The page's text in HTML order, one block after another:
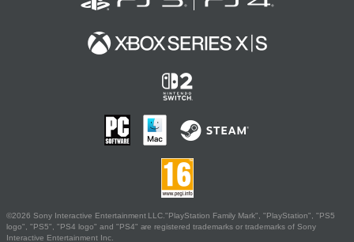
©2026 Sony Interactive Entertainment LLC."PlayStation Family Mark", "PlayStation", "PS5
logo", "PS5", "PS4 logo" and "PS4" are registered trademarks or trademarks of Sony
Interactive Entertainment Inc.